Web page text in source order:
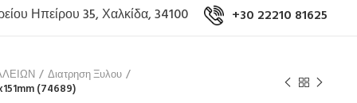
Ηπείρου 35, Χαλκίδα, 34100 +30 22210 81625
Διατρηση Ξυλου
(74689)